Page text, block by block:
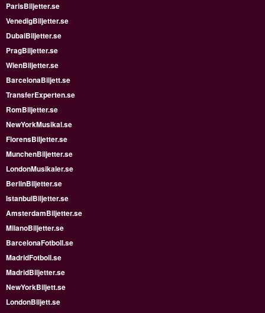
ParisBiljetter.se
VenedigBiljetter.se
DubaiBiljetter.se
PragBiljetter.se
WienBiljetter.se
BarcelonaBiljett.se
TransferExperten.se
RomBiljetter.se
NewYorkMusikal.se
FlorensBiljetter.se
MunchenBiljetter.se
LondonMusikaler.se
BerlinBiljetter.se
IstanbulBiljetter.se
AmsterdamBiljetter.se
MilanoBiljetter.se
BarcelonaFotboll.se
MadridFotboll.se
MadridBiljetter.se
NewYorkBiljett.se
LondonBiljett.se